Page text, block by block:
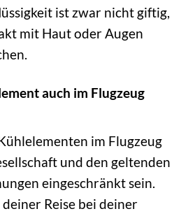
ist zwar nicht giftig,
mit Haut oder Augen
auch im Flugzeug
im Flugzeug
und den geltenden
eingeschränkt sein.
Reise bei deiner